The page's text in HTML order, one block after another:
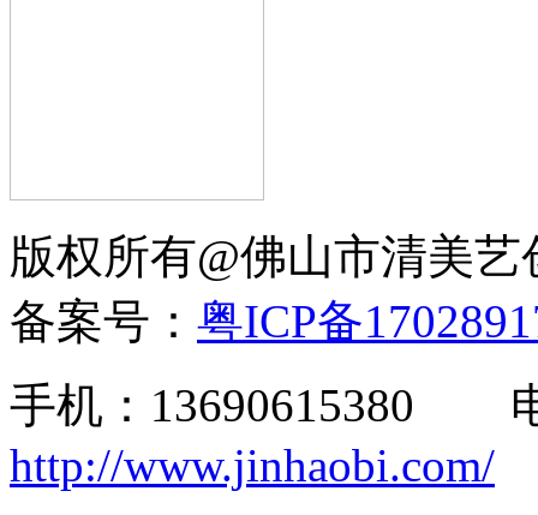
版权所有@佛山市清美
备案号： 粤ICP备
手机：13690615380
http://www.jinhaobi.com/